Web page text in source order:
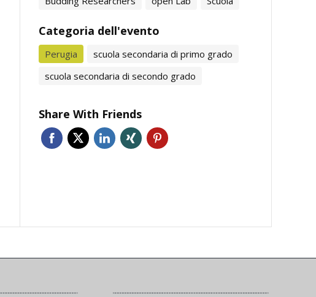
Categoria dell'evento
Perugia
scuola secondaria di primo grado
scuola secondaria di secondo grado
Share With Friends